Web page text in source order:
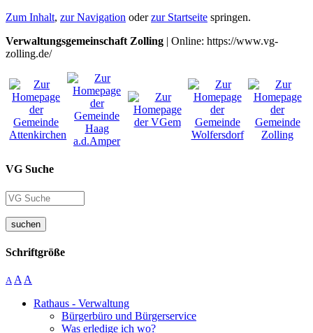
Zum Inhalt, zur Navigation oderzur Startseite springen.
Verwaltungsgemeinschaft Zolling | Online: https://www.vg-
zolling.de/
VG Suche
suchen
Schriftgröße
A A A
Rathaus - Verwaltung
Bürgerbüro und Bürgerservice
Was erledige ich wo?